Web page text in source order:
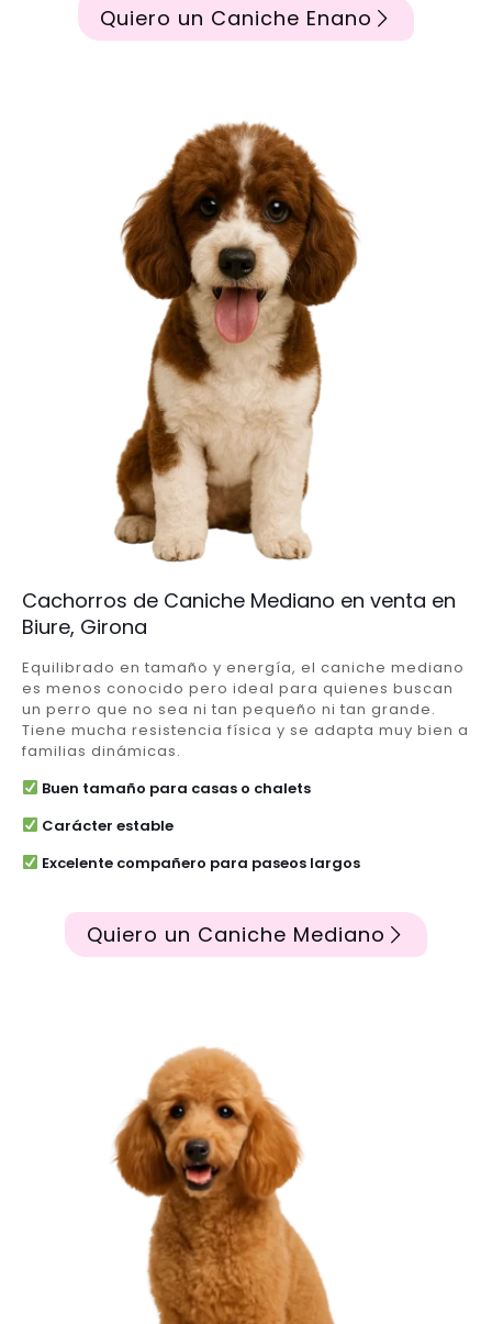
Quiero un Caniche Enano
Cachorros de Caniche Mediano en venta en
Biure, Girona
Equilibrado en tamaño y energía, el caniche mediano
es menos conocido pero ideal para quienes buscan
un perro que no sea ni tan pequeño ni tan grande.
Tiene mucha resistencia física y se adapta muy bien a
familias dinámicas.
Buen tamaño para casas o chalets
Carácter estable
Excelente compañero para paseos largos
Quiero un Caniche Mediano